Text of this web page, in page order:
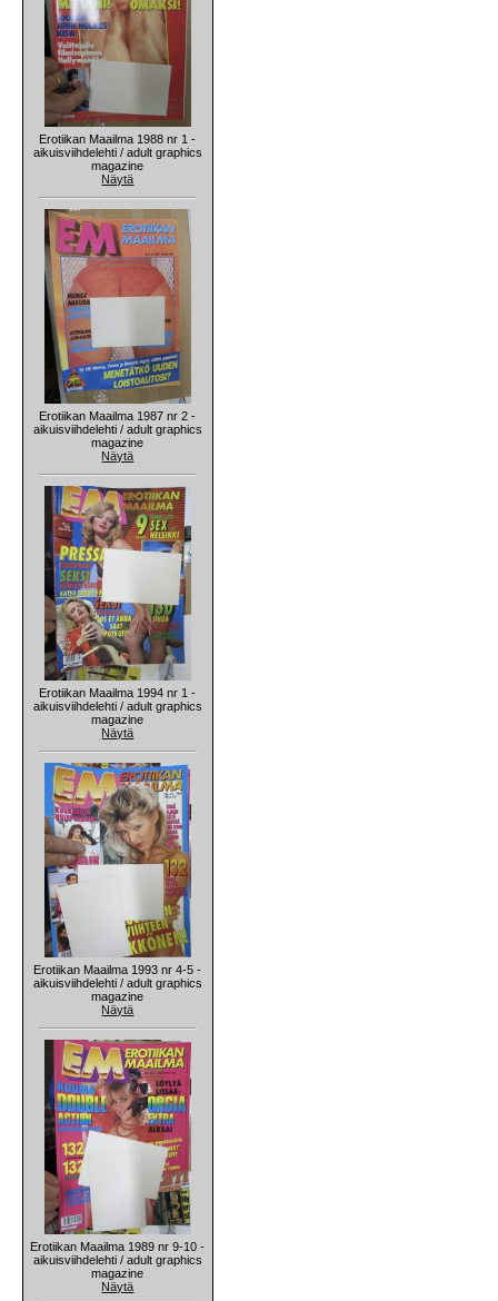
Erotiikan Maailma 1988 nr 1 -
aikuisviihdelehti / adult graphics
magazine
Näytä
Erotiikan Maailma 1987 nr 2 -
aikuisviihdelehti / adult graphics
magazine
Näytä
Erotiikan Maailma 1994 nr 1 -
aikuisviihdelehti / adult graphics
magazine
Näytä
Erotiikan Maailma 1993 nr 4-5 -
aikuisviihdelehti / adult graphics
magazine
Näytä
Erotiikan Maailma 1989 nr 9-10 -
aikuisviihdelehti / adult graphics
magazine
Näytä